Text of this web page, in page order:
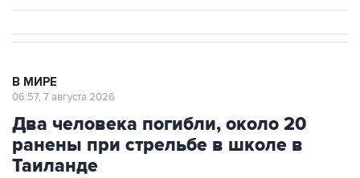
В МИРЕ
06:57, 7 августа 2026
Два человека погибли, около 20
ранены при стрельбе в школе в
Таиланде